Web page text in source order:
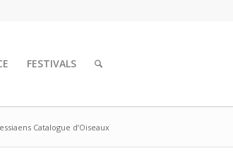
FESTIVALS
Catalogue d’Oiseaux